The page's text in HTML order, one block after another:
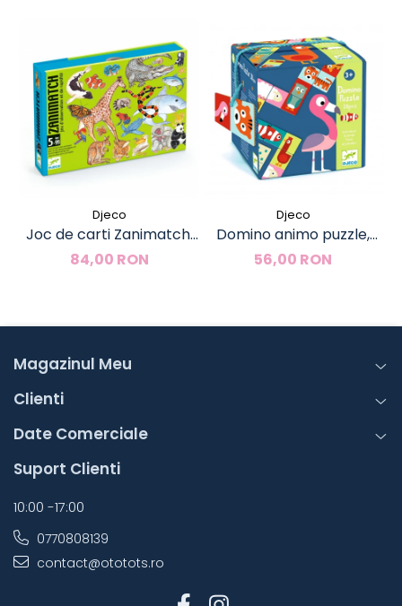
Djeco
Joc de carti Zanimatch,
Djeco
84,00 RON
Djeco
Domino animo puzzle,
Djeco
56,00 RON
Magazinul Meu
Clienti
Date Comerciale
Suport Clienti
10:00 -17:00
0770808139
contact@ototots.ro